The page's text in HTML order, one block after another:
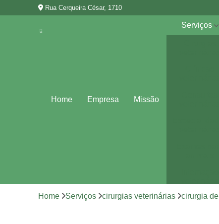
Rua Cerqueira César, 1710
Home Empresa Missão
Serviços
Vacina
Home Serviços cirurgias veterinárias cirurgia